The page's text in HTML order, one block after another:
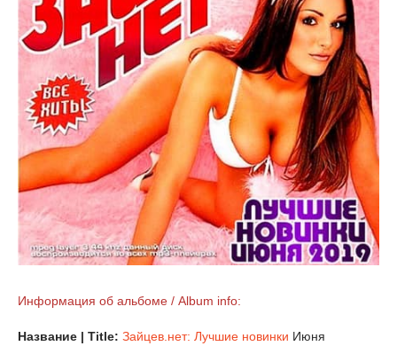
Информация об альбоме / Album info:
Название | Title: Зайцев.нет: Лучшие новинки Июня